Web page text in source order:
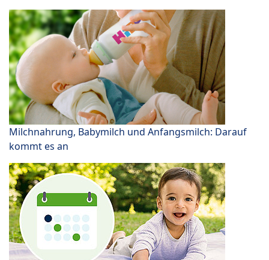
Milchnahrung, Babymilch und Anfangsmilch: Darauf
kommt es an